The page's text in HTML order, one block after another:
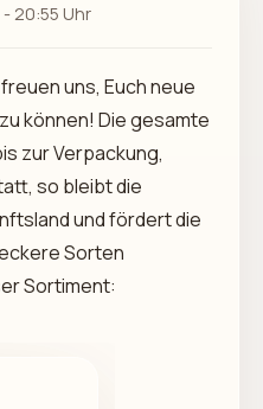
20:55 Uhr
uns, Euch neue
können! Die gesamte
zur Verpackung,
so bleibt die
und fördert die
Sorten
Sortiment: